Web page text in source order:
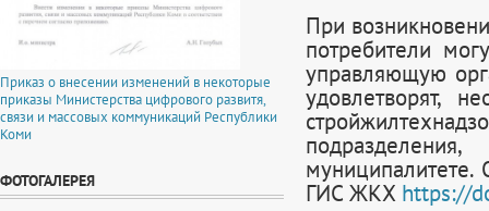
Приказ о внесении изменений в некоторые
приказы Министерства цифрового развитя,
связи и массовых коммуникаций Республики
Коми
ФОТОГАЛЕРЕЯ
При
потребители
управляющую
удовлетворят,
ГИС ЖКХ https://